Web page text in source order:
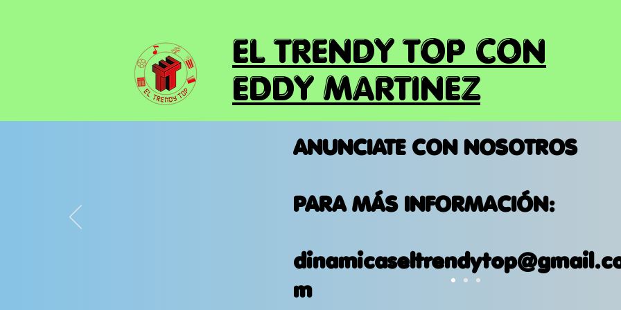
EL TRENDY TOP CON
EDDY MARTINEZ
ANUNCIATE CON NOSOTROS
PARA MÁS INFORMACIÓN:
m